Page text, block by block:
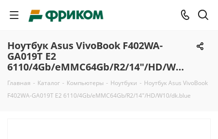
Ноутбук Asus VivoBook F402WA-
GA019T E2
6110/4Gb/eMMC64Gb/R2/14"/HD/W10/dk.blue
Главная - Каталог - Компьютеры - Ноутбуки - Ноутбук Asus VivoBook
F402WA-GA019T E2 6110/4Gb/eMMC64Gb/R2/14"/HD/W10/dk.blue